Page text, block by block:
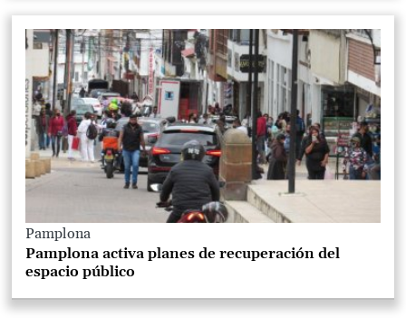
Pamplona
Pamplona activa planes de recuperación del
espacio público